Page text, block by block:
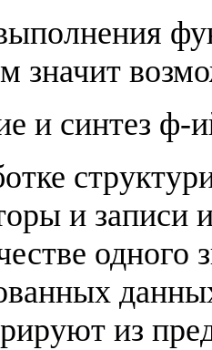
значит
и синтез ф-
и записи
из